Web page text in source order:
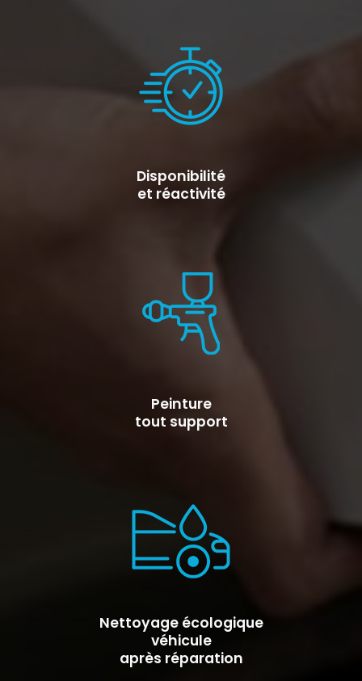
Disponibilité
et réactivité
Peinture
tout support
Nettoyage écologique
véhicule
après réparation